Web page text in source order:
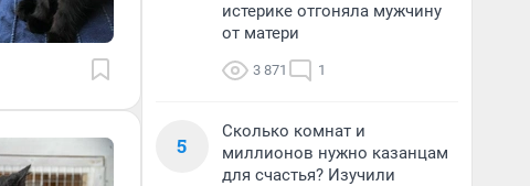
истерике отгоняла мужчину
от матери
3 871 1
5
Сколько комнат и
миллионов нужно казанцам
для счастья? Изучили